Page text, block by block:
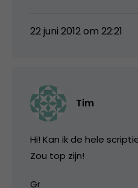
22 juni 2012 om 22:21
Tim
Hi! Kan ik de hele
Zou top zijn!
Gr